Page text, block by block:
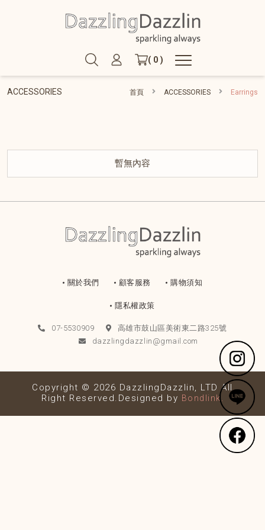
( 0 )
ACCESSORIES 首頁 ACCESSORIES Earrings
暫無內容
關於我們 顧客服務 購物須知
隱私權政策
07-5530909
高雄市鼓山區美術東二路325號
dazzlingdazzlin@gmail.com
Copyright © 2026 DazzlingDazzlin, LTD All
Right Reserved.Designed by Bondlink.